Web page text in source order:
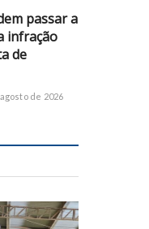
passar a
infração
de
de 2026